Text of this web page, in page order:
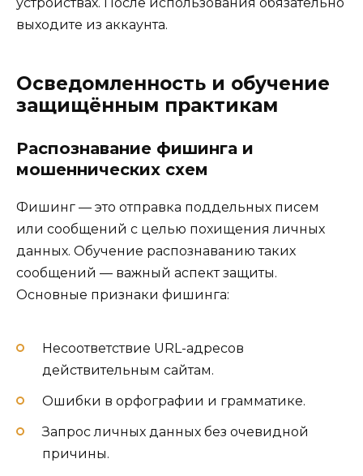
устройствах. После использования обязательно
выходите из аккаунта.
Осведомленность и обучение
защищённым практикам
Распознавание фишинга и
мошеннических схем
Фишинг — это отправка поддельных писем
или сообщений с целью похищения личных
данных. Обучение распознаванию таких
сообщений — важный аспект защиты.
Основные признаки фишинга:
Несоответствие URL-адресов
действительным сайтам.
Ошибки в орфографии и грамматике.
Запрос личных данных без очевидной
причины.